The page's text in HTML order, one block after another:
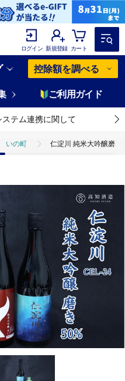
ログイン 新規登録 カート
控除額を調べる
ご利用ガイド
ステム連携に関して
いの町 仁淀川 純米大吟醸磨